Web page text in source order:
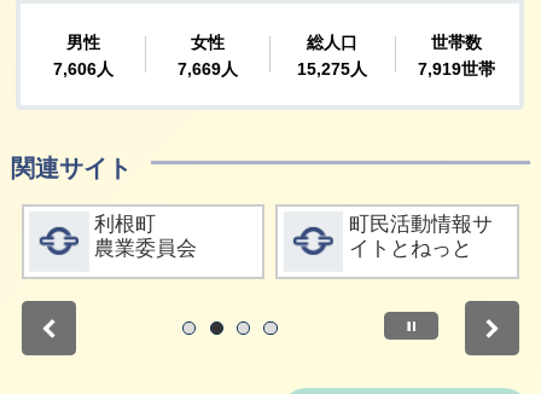
関連サイト
詳細をみる
利根町
農業委員会
詳細をみる
町民活動情報サ
イトとねっと
停止